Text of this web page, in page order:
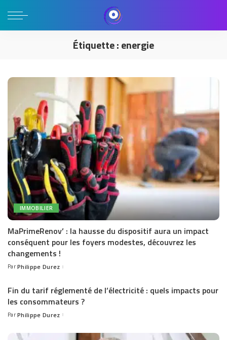
Étiquette :energie
IMMOBILIER
MaPrimeRenov’ : la hausse du dispositif aura un impact
conséquent pour les foyers modestes, découvrez les
changements !
Posted
Par Philippe Durez
Fin du tarif réglementé de l’électricité : quels impacts pour
les consommateurs ?
Posted
Par Philippe Durez